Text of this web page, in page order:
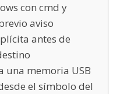
con cmd y
aviso
antes de
una memoria USB
el símbolo del